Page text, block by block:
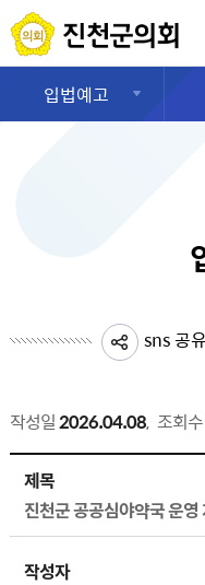
진천군의회
입법예고
sns 공
작성일2026.04.08, 조회수
제목
진천군 공공심야약국 운영
작성자